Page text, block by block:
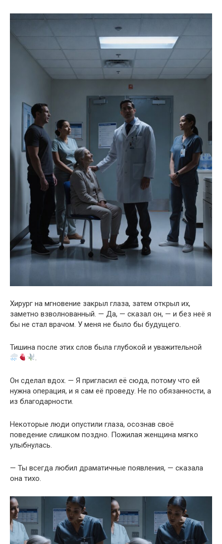
Хирург на мгновение закрыл глаза, затем открыл их,
заметно взволнованный. — Да, — сказал он, — и без неё я
бы не стал врачом. У меня не было бы будущего.
Тишина после этих слов была глубокой и уважительной
Он сделал вдох. — Я пригласил её сюда, потому что ей
нужна операция, и я сам её проведу. Не по обязанности, а
из благодарности.
Некоторые люди опустили глаза, осознав своё
поведение слишком поздно. Пожилая женщина мягко
улыбнулась.
— Ты всегда любил драматичные появления, — сказала
она тихо.